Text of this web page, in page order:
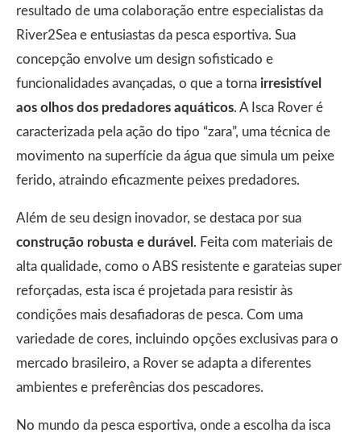
resultado de uma colaboração entre especialistas da
River2Sea e entusiastas da pesca esportiva. Sua
concepção envolve um design sofisticado e
funcionalidades avançadas, o que a torna irresistível
aos olhos dos predadores aquáticos. A Isca Rover é
caracterizada pela ação do tipo “zara”, uma técnica de
movimento na superfície da água que simula um peixe
ferido, atraindo eficazmente peixes predadores.
Além de seu design inovador, se destaca por sua
construção robusta e durável . Feita com materiais de
alta qualidade, como o ABS resistente e garateias super
reforçadas, esta isca é projetada para resistir às
condições mais desafiadoras de pesca. Com uma
variedade de cores, incluindo opções exclusivas para o
mercado brasileiro, a Rover se adapta a diferentes
ambientes e preferências dos pescadores.
No mundo da pesca esportiva, onde a escolha da isca